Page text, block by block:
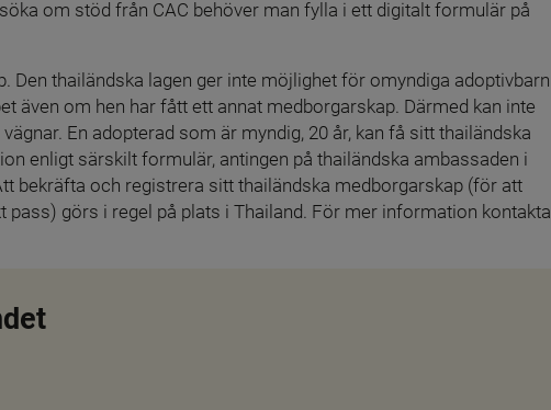
om stöd från CAC behöver man fylla i ett digitalt formulär på
Den thailändska lagen ger inte möjlighet för omyndiga adoptivbarn
även om hen har fått ett annat medborgarskap. Därmed kan inte
En adopterad som är myndig, 20 år, kan få sitt thailändska
enligt särskilt formulär, antingen på thailändska ambassaden i
bekräfta och registrera sitt thailändska medborgarskap (för att
pass) görs i regel på plats i Thailand. För mer information kontakta
annan webbplats, öppnas i nytt fönster.